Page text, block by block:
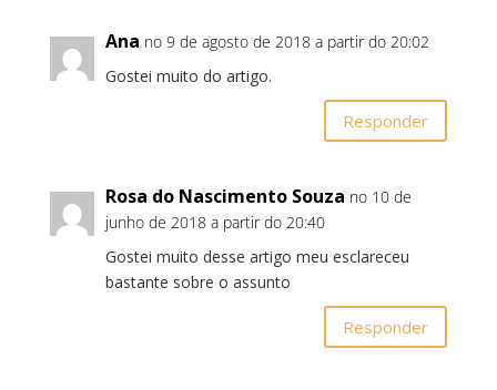
Ana no 9 de agosto de 2018 a partir do 20:02
Gostei muito do artigo.
Responder
Rosa do Nascimento Souza no 10 de
junho de 2018 a partir do 20:40
Gostei muito desse artigo meu esclareceu
bastante sobre o assunto
Responder